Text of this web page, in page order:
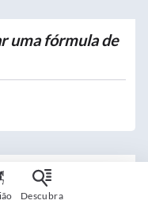
uma fórmula de
recebem
Descubra